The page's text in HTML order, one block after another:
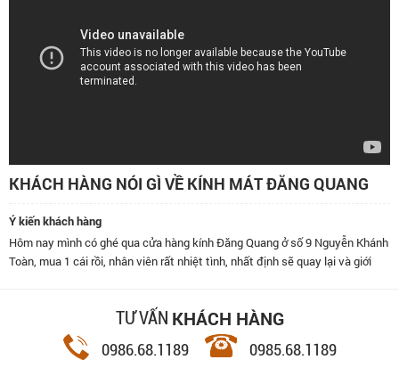
KHÁCH HÀNG NÓI GÌ VỀ KÍNH MÁT ĐĂNG QUANG
Ý kiến khách hàng
Hôm nay mình có ghé qua cửa hàng kính Đăng Quang ở số 9 Nguyễn Khánh
Toàn, mua 1 cái rồi, nhân viên rất nhiệt tình, nhất định sẽ quay lại và giới
TƯ VẤN KHÁCH HÀNG
0986.68.1189 0985.68.1189